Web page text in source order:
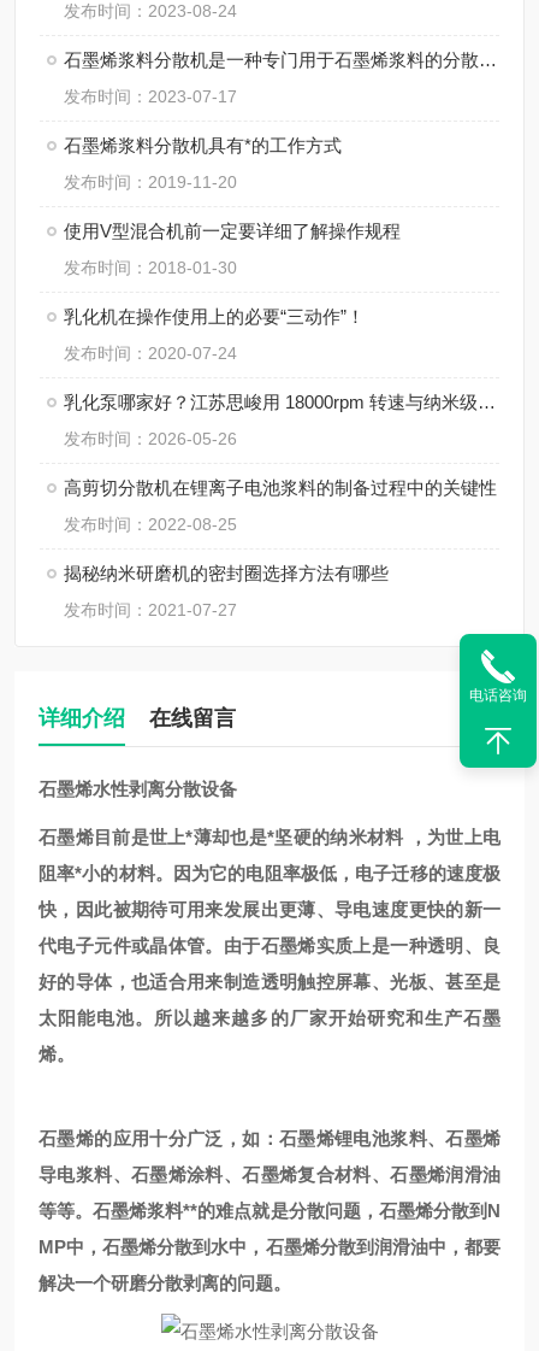
发布时间：2023-08-24
石墨烯浆料分散机是一种专门用于石墨烯浆料的分散和均匀化处理的设备
发布时间：2023-07-17
石墨烯浆料分散机具有*的工作方式
发布时间：2019-11-20
使用V型混合机前一定要详细了解操作规程
发布时间：2018-01-30
乳化机在操作使用上的必要“三动作”！
发布时间：2020-07-24
乳化泵哪家好？江苏思峻用 18000rpm 转速与纳米级粒径给出答案（附FAQ常见问题解答）
发布时间：2026-05-26
高剪切分散机在锂离子电池浆料的制备过程中的关键性
发布时间：2022-08-25
揭秘纳米研磨机的密封圈选择方法有哪些
发布时间：2021-07-27
详细介绍 在线留言
石墨烯水性剥离分散设备
石墨烯目前是世上*薄却也是*坚硬的纳米材料 ，为世上电
阻率*小的材料。因为它的电阻率极低，电子迁移的速度极
快，因此被期待可用来发展出更薄、导电速度更快的新一
代电子元件或晶体管。由于石墨烯实质上是一种透明、良
好的导体，也适合用来制造透明触控屏幕、光板、甚至是
太阳能电池。所以越来越多的厂家开始研究和生产石墨
烯。
石墨烯的应用十分广泛，如：石墨烯锂电池浆料、石墨烯
导电浆料、石墨烯涂料、石墨烯复合材料、石墨烯润滑油
等等。石墨烯浆料**的难点就是分散问题，石墨烯分散到N
MP中，石墨烯分散到水中，石墨烯分散到润滑油中，都要
解决一个研磨分散剥离的问题。
电话咨询